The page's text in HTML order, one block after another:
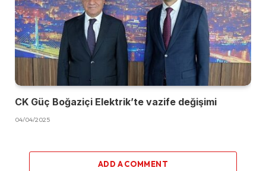
CK Güç Boğaziçi Elektrik’te vazife değişimi
04/04/2025
ADD A COMMENT